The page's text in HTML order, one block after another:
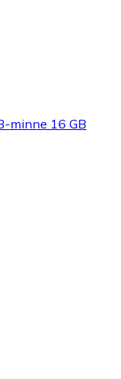
minne 16 GB